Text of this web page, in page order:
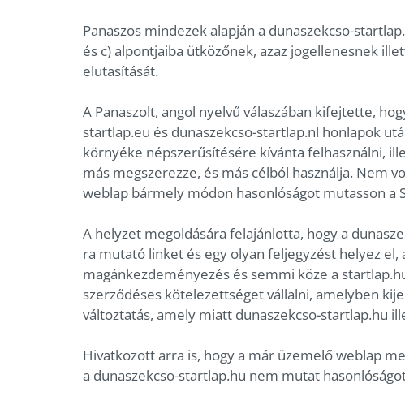
Panaszos mindezek alapján a dunaszekcso-
és c) alpontjaiba ütközőnek, azaz jogellenesnek
elutasítását.
A Panaszolt, angol nyelvű válaszában kifejtette,
startlap.eu és dunaszekcso-startlap.nl honlapok
környéke népszerűsítésére kívánta felhasználni,
más megszerezze, és más célból használja. Nem
weblap bármely módon hasonlóságot mutasson a
A helyzet megoldására felajánlotta, hogy a
ra mutató linket és egy olyan feljegyzést helyez
magánkezdeményezés és semmi köze a
szerződéses kötelezettséget vállalni, amelyben
változtatás, amely miatt dunaszekcso-startlap.hu
Hivatkozott arra is, hogy a már üzemelő weblap
a dunaszekcso-startlap.hu nem mutat